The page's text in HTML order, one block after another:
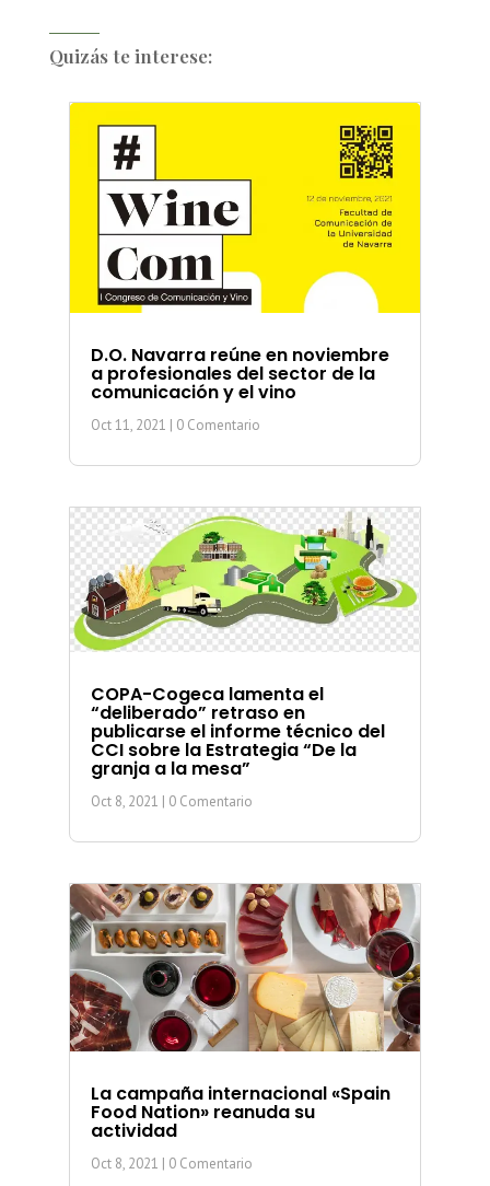
Quizás te interese:
D.O. Navarra reúne en noviembre
a profesionales del sector de la
comunicación y el vino
Oct 11, 2021 | 0 Comentario
COPA-Cogeca lamenta el
“deliberado” retraso en
publicarse el informe técnico del
CCI sobre la Estrategia “De la
granja a la mesa”
Oct 8, 2021 | 0 Comentario
La campaña internacional «Spain
Food Nation» reanuda su
actividad
Oct 8, 2021 | 0 Comentario